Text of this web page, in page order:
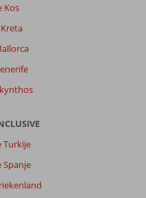
Kos
Turkije
Spanje